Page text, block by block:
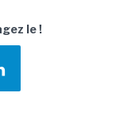
le !